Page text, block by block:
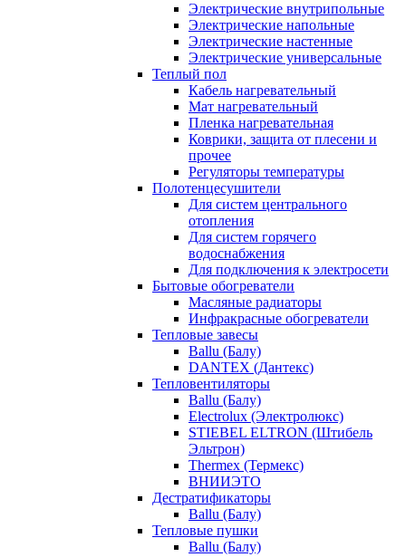
Электрические внутрипольные
Электрические напольные
Электрические настенные
Электрические универсальные
Теплый пол
Кабель нагревательный
Мат нагревательный
Пленка нагревательная
Коврики, защита от плесени и
прочее
Регуляторы температуры
Полотенцесушители
Для систем центрального
отопления
Для систем горячего
водоснабжения
Для подключения к электросети
Бытовые обогреватели
Масляные радиаторы
Инфракрасные обогреватели
Тепловые завесы
Ballu (Балу)
DANTEX (Дантекс)
Тепловентиляторы
Ballu (Балу)
Electrolux (Электролюкс)
STIEBEL ELTRON (Штибель
Эльтрон)
Thermex (Термекс)
ВНИИЭТО
Дестратификаторы
Ballu (Балу)
Тепловые пушки
Ballu (Балу)